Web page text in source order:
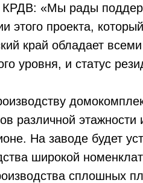
КРДВ: «Мы рады
проекта,
край обладает
уровня, и статус
различной этажности
На заводе будет
широкой
сплошных